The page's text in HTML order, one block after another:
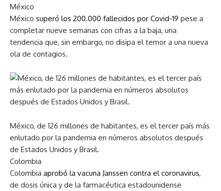
México
México superó los 200.000 fallecidos por Covid-19 pese a
completar nueve semanas con cifras a la baja, una
tendencia que, sin embargo, no disipa el temor a una nueva
ola de contagios.
México, de 126 millones de habitantes, es el tercer país más
enlutado por la pandemia en números absolutos después
de Estados Unidos y Brasil.
Colombia
Colombia aprobó la vacuna Janssen contra el coronavirus,
de dosis única y de la farmacéutica estadounidense